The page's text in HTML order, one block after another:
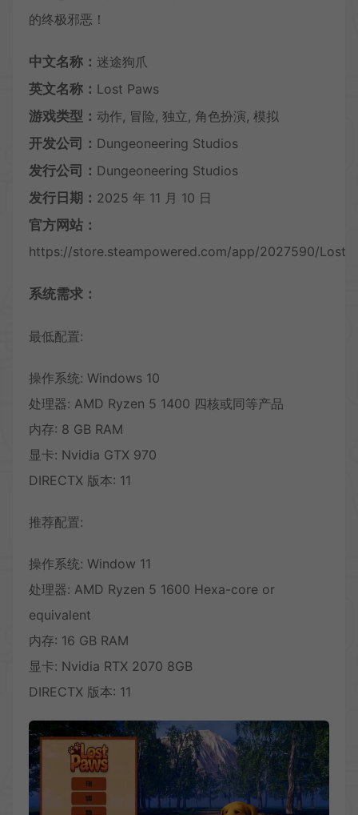
的终极邪恶！
中文名称： 迷途狗爪
英文名称： Lost Paws
游戏类型： 动作, 冒险, 独立, 角色扮演, 模拟
开发公司： Dungeoneering Studios
发行公司： Dungeoneering Studios
发行日期： 2025 年 11 月 10 日
官方网站：
https://store.steampowered.com/app/2027590/
系统需求：
最低配置:
操作系统: Windows 10
处理器: AMD Ryzen 5 1400 四核或同等产品
内存: 8 GB RAM
显卡: Nvidia GTX 970
DIRECTX 版本: 11
推荐配置:
操作系统: Window 11
处理器: AMD Ryzen 5 1600 Hexa-core or
equivalent
内存: 16 GB RAM
显卡: Nvidia RTX 2070 8GB
DIRECTX 版本: 11